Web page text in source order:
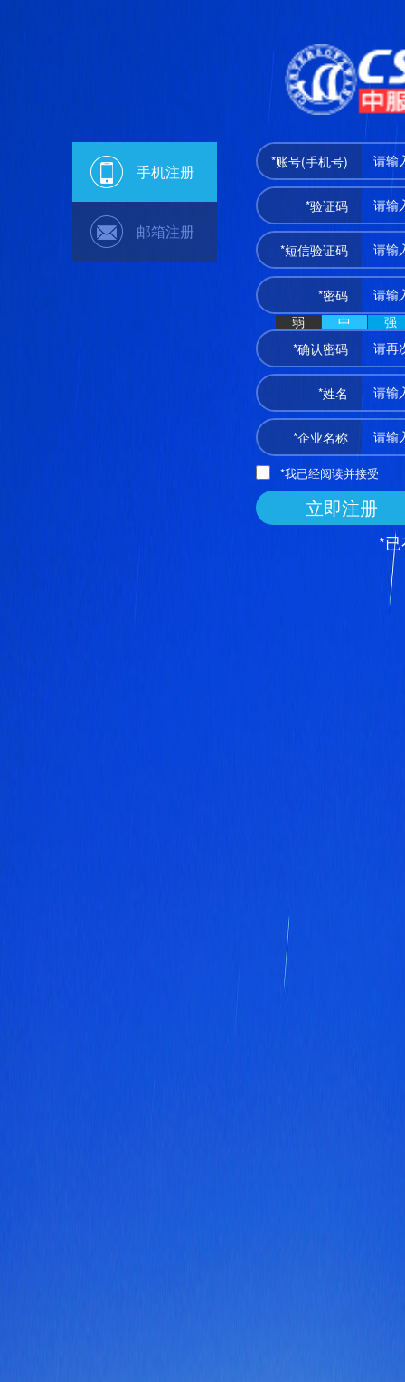
手机注册
邮箱注册
*账号(手机号)
*验证码
*短信验证码
*密码
弱
中
强
*确认密码
*姓名
*企业名称
*我已经阅读并接受
立即注册
*